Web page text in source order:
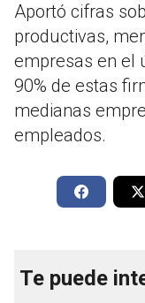
Aportó cifras
productivas,
empresas en el
90% de estas
medianas
empleados.
Te puede